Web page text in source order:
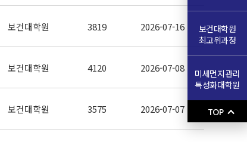
보건대학원 3819 2026-07-16
보건대학원 4120 2026-07-08
보건대학원 3575 2026-07-07
보건대학원
최고위과정
미세먼지관리
특성화대학원
TOP